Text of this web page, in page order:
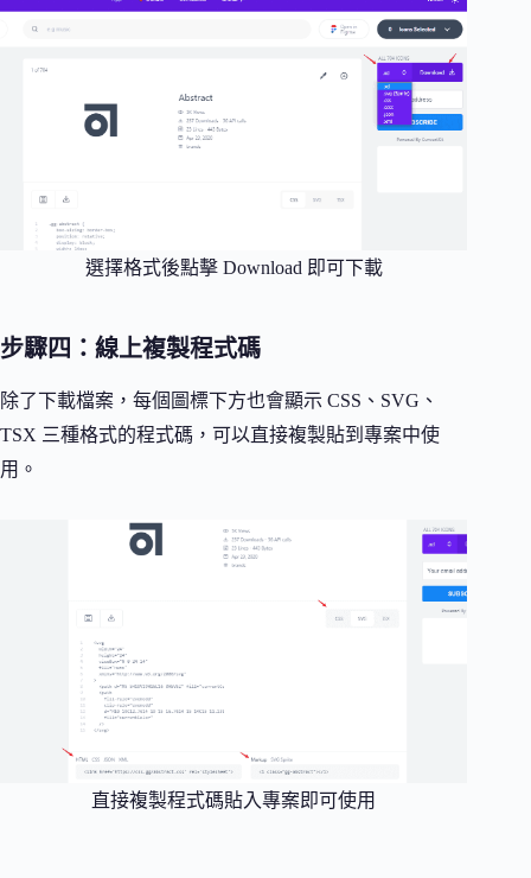
選擇格式後點擊 Download 即可下載
步驟四：線上複製程式碼
除了下載檔案，每個圖標下方也會顯示 CSS、SVG、
TSX 三種格式的程式碼，可以直接複製貼到專案中使
用。
直接複製程式碼貼入專案即可使用